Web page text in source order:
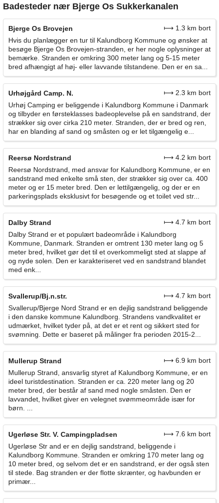
Badesteder nær Bjerge Os Sukkerkanalen
Bjerge Os Brovejen
⟼ 1.3 km bort
Hvis du planlægger en tur til Kalundborg Kommune og ønsker at
besøge Bjerge Os Brovejen-stranden, er her nogle oplysninger at
bemærke. Stranden er omkring 300 meter lang og 5-15 meter
bred afhængigt af høj- eller lavvande tilstandene. Den er en sa...
Urhøjgård Camp. N.
⟼ 2.3 km bort
Urhøj Camping er beliggende i Kalundborg Kommune i Danmark
og tilbyder en førsteklasses badeoplevelse på en sandstrand, der
strækker sig over cirka 210 meter. Stranden, der er bred og ren,
har en blanding af sand og småsten og er let tilgængelig e...
Reersø Nordstrand
⟼ 4.2 km bort
Reersø Nordstrand, med ansvar for Kalundborg Kommune, er en
sandstrand med enkelte små sten, der strækker sig over ca. 400
meter og er 15 meter bred. Den er lettilgængelig, og der er en
parkeringsplads eksklusivt for besøgende og et toilet ved str...
Dalby Strand
⟼ 4.7 km bort
Dalby Strand er et populært badeområde i Kalundborg
Kommune, Danmark. Stranden er omtrent 130 meter lang og 5
meter bred, hvilket gør det til et overkommeligt sted at slappe af
og nyde solen. Den er karakteriseret ved en sandstrand blandet
med enk...
Svallerup/Bj.n.str.
⟼ 4.7 km bort
Svallerup/Bjerge Nord Strand er en dejlig sandstrand beliggende
i den danske kommune Kalundborg. Strandens vandkvalitet er
udmærket, hvilket tyder på, at det er et rent og sikkert sted for
svømning. Dette er baseret på målinger fra perioden 2015-2...
Mullerup Strand
⟼ 6.9 km bort
Mullerup Strand, ansvarlig styret af Kalundborg Kommune, er en
ideel turistdestination. Stranden er ca. 220 meter lang og 20
meter bred, der består af sand med nogle småsten. Den er
lavvandet, hvilket giver en velegnet svømmeområde især for
børn. ...
Ugerløse Str. V. Campingpladsen
⟼ 7.6 km bort
Ugerløse Str and er en dejlig sandstrand, beliggende i
Kalundborg Kommune. Stranden er omkring 170 meter lang og
10 meter bred, og selvom det er en sandstrand, er der også sten
til stede. Bag stranden er der flotte skrænter, og havbunden er
primær...